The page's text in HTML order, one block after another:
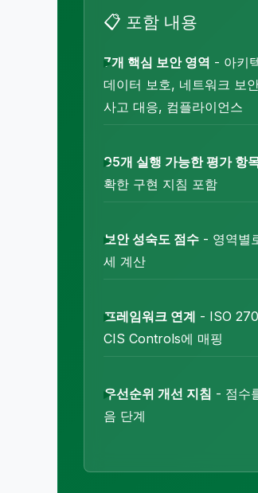
📋 포함 내용
7개 핵심 보안 영역 - 아키
데이터 보호, 네트워크 보
사고 대응, 컴플라이언스
95개 실행 가능한 평가 항
확한 구현 지침 포함
보안 성숙도 점수 - 영역별
세 계산
프레임워크 연계 - ISO
CIS Controls에 매핑
우선순위 개선 지침 - 점수
음 단계